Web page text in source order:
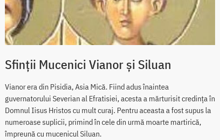
Sfinţii Mucenici Vianor şi Siluan
Vianor era din Pisidia, Asia Mică. Fiind adus înaintea
guvernatorului Severian al Efratisiei, acesta a mărturisit credinţa în
Domnul Iisus Hristos cu mult curaj. Pentru aceasta a fost supus la
numeroase suplicii, primind în cele din urmă moarte martirică,
împreună cu mucenicul Siluan.